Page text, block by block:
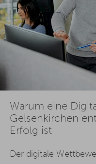
Warum eine
Gelsenkirchen
Erfolg ist
Der digitale